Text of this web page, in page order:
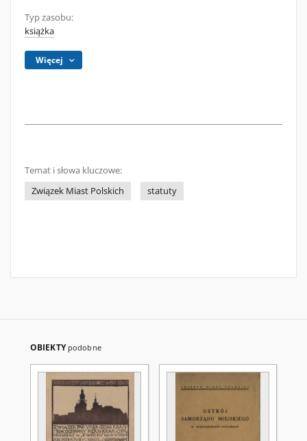
Typ zasobu:
książka
Więcej
Temat i słowa kluczowe:
Związek Miast Polskich
statuty
OBIEKTY podobne